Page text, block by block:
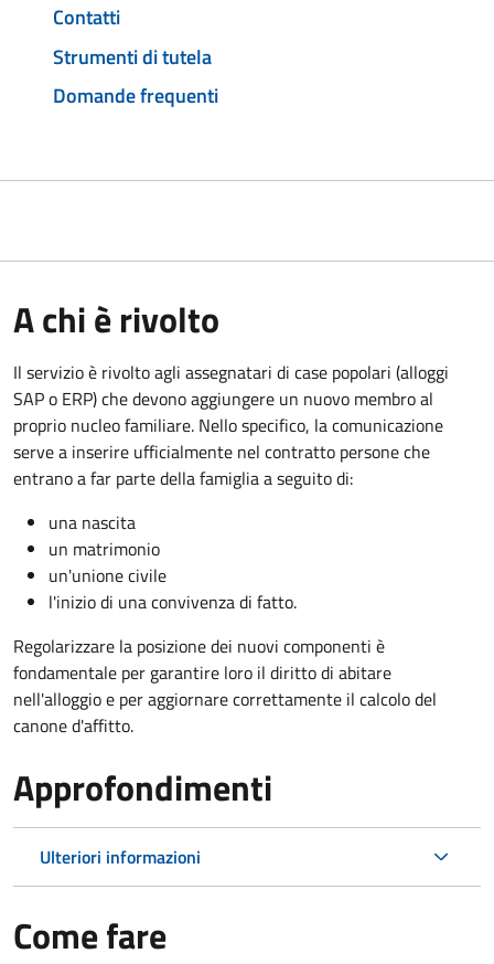
Contatti
Strumenti di tutela
Domande frequenti
A chi è rivolto
Il servizio è rivolto agli assegnatari di case popolari (alloggi
SAP o ERP) che devono aggiungere un nuovo membro al
proprio nucleo familiare. Nello specifico, la comunicazione
serve a inserire ufficialmente nel contratto persone che
entrano a far parte della famiglia a seguito di:
una nascita
un matrimonio
un'unione civile
l'inizio di una convivenza di fatto.
Regolarizzare la posizione dei nuovi componenti è
fondamentale per garantire loro il diritto di abitare
nell'alloggio e per aggiornare correttamente il calcolo del
canone d'affitto.
Approfondimenti
Ulteriori informazioni
Come fare